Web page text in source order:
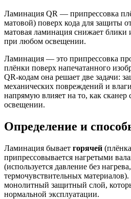
Ламинация QR — припрессовка
матовой) поверх кода для защиты
матовая ламинация снижает блики
при любом освещении.
Ламинация — это припрессовка
плёнки поверх напечатанного
QR-кодам она решает две задачи:
механических повреждений и
напрямую влияет на то, как сканер
освещении.
Определение и
Ламинация бывает горячей
припрессовывается нагретыми
(используется давление без
термочувствительных материалов).
монолитный защитный слой,
нормальной эксплуатации.